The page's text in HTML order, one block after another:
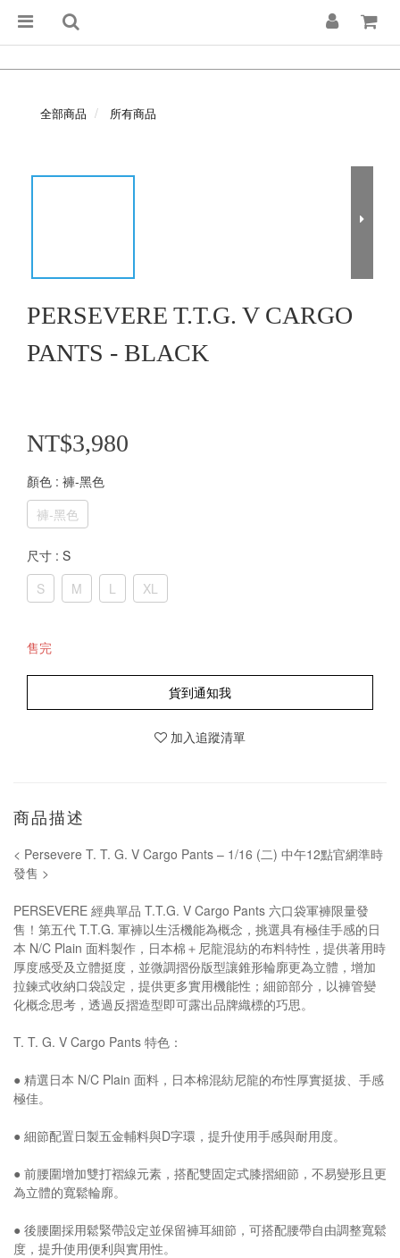
全部商品 所有商品
PERSEVERE T.T.G. V CARGO
PANTS - BLACK
NT$3,980
顏色 : 褲-黑色
褲-黑色
尺寸 : S
S
M L XL
售完
貨到通知我
加入追蹤清單
商品描述
< Persevere T. T. G. V Cargo Pants – 1/16 (二) 中午12點官網準時
發售 >
PERSEVERE 經典單品 T.T.G. V Cargo Pants 六口袋軍褲限量發
售！第五代 T.T.G. 軍褲以生活機能為概念，挑選具有極佳手感的日
本 N/C Plain 面料製作，日本棉＋尼龍混紡的布料特性，提供著用時
厚度感受及立體挺度，並微調摺份版型讓錐形輪廓更為立體，增加
拉鍊式收納口袋設定，提供更多實用機能性；細節部分，以褲管變
化概念思考，透過反摺造型即可露出品牌織標的巧思。
T. T. G. V Cargo Pants 特色：
● 精選日本 N/C Plain 面料，日本棉混紡尼龍的布性厚實挺拔、手感
極佳。
● 細節配置日製五金輔料與D字環，提升使用手感與耐用度。
● 前腰圍增加雙打褶線元素，搭配雙固定式膝摺細節，不易變形且更
為立體的寬鬆輪廓。
● 後腰圍採用鬆緊帶設定並保留褲耳細節，可搭配腰帶自由調整寬鬆
度，提升使用便利與實用性。